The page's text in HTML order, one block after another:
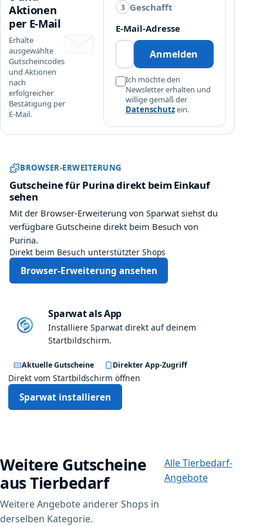
E
A
T
ü
r
e
d
e
A
f
i
i
a
t
e
n
d
e
n
Aktionen
per E-Mail
Erhalte
ausgewählte
Gutscheincodes
und Aktionen
nach
erfolgreicher
Bestätigung per
E-Mail.
3 Geschafft
E-Mail-Adresse
Anmelden
Ich möchte den
Newsletter erhalten und
willige gemäß der
Datenschutzein.
Sparwat Browser-Erweiterung und
BROWSER-ERWEITERUNG
Gutscheine für Purina direkt beim Einkauf
sehen
Mit der Browser-Erweiterung von Sparwat siehst du
verfügbare Gutscheine direkt beim Besuch von
Purina.
Direkt beim Besuch unterstützter Shops
Browser-Erweiterung ansehen
Sparwat als App
Installiere Sparwat direkt auf deinem
Startbildschirm.
Aktuelle Gutscheine Direkter App-Zugriff
Direkt vom Startbildschirm öffnen
Sparwat installieren
Weitere Gutscheine
aus Tierbedarf
Weitere Angebote anderer Shops in
derselben Kategorie.
Alle Tierbedarf-
Angebote